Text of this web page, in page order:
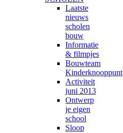
Laatste
nieuws
scholen
bouw
Informatie
& filmpjes
Bouwteam
Kinderknooppunt
Activiteit
juni 2013
Ontwerp
je eigen
school
Sloop